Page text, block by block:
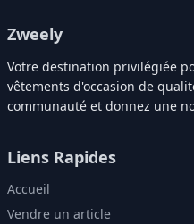
Zweely
Votre destination privilégiée
vêtements d'occasion de
communauté et donnez une
Liens Rapides
Accueil
Vendre un article